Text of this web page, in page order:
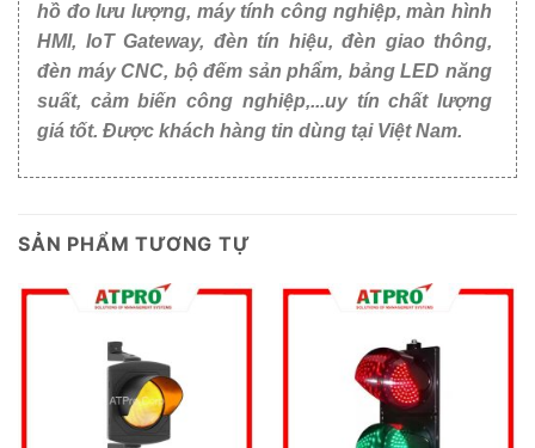
hồ đo lưu lượng, máy tính công nghiệp, màn hình
HMI, IoT Gateway, đèn tín hiệu, đèn giao thông,
đèn máy CNC, bộ đếm sản phẩm, bảng LED năng
suất, cảm biến công nghiệp,...uy tín chất lượng
giá tốt. Được khách hàng tin dùng tại Việt Nam.
SẢN PHẨM TƯƠNG TỰ